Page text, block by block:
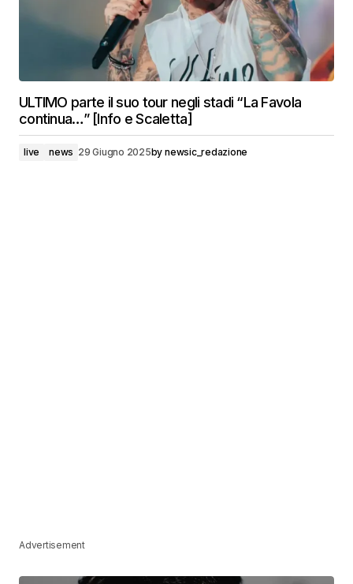
ULTIMO parte il suo tour negli stadi “La Favola
continua…” [Info e Scaletta]
live news 29 Giugno 2025by newsic_redazione
Advertisement